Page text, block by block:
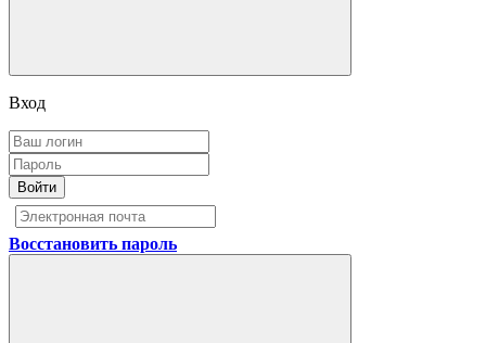
Вход
Войти
Восстановить пароль